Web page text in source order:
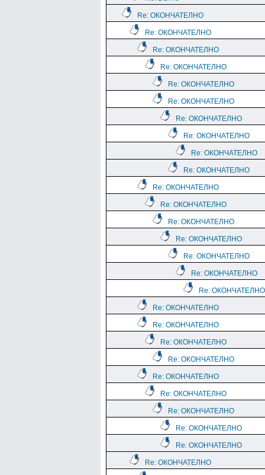
Re: ОКОНЧАТЕЛНО
Re: ОКОНЧАТЕЛНО
Re: ОКОНЧАТЕЛНО
Re: ОКОНЧАТЕЛНО
Re: ОКОНЧАТЕЛНО
Re: ОКОНЧАТЕЛНО
Re: ОКОНЧАТЕЛНО
Re: ОКОНЧАТЕЛНО
Re: ОКОНЧАТЕЛНО
Re: ОКОНЧАТЕЛНО
Re: ОКОНЧАТЕЛНО
Re: ОКОНЧАТЕЛНО
Re: ОКОНЧАТЕЛНО
Re: ОКОНЧАТЕЛНО
Re: ОКОНЧАТЕЛНО
Re: ОКОНЧАТЕЛНО
Re: ОКОНЧАТЕЛНО
Re: ОКОНЧАТЕЛНО
Re: ОКОНЧАТЕЛНО
Re: ОКОНЧАТЕЛНО
Re: ОКОНЧАТЕЛНО
Re: ОКОНЧАТЕЛНО
Re: ОКОНЧАТЕЛНО
Re: ОКОНЧАТЕЛНО
Re: ОКОНЧАТЕЛНО
Re: ОКОНЧАТЕЛНО
Re: ОКОНЧАТЕЛНО